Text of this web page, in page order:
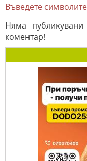
Въведете
Няма
коментар!